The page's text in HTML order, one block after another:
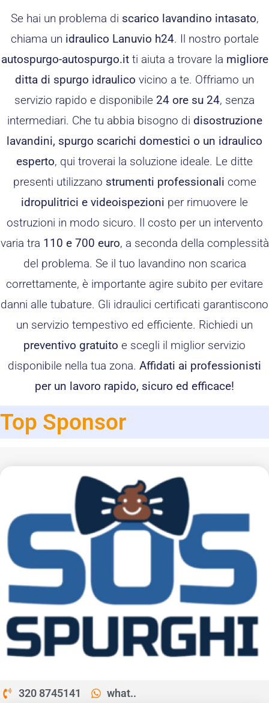
Se hai un problema di scarico lavandino intasato,
chiama un idraulico Lanuvio h24. Il nostro portale
autospurgo-autospurgo.itti aiuta a trovare la migliore
ditta di spurgo idraulico vicino a te. Offriamo un
servizio rapido e disponibile 24 ore su 24, senza
intermediari. Che tu abbia bisogno di disostruzione
lavandini, spurgo scarichi domestici o un idraulico
esperto, qui troverai la soluzione ideale. Le ditte
presenti utilizzano strumenti professionali come
idropulitrici e videoispezioni per rimuovere le
ostruzioni in modo sicuro. Il costo per un intervento
varia tra 110 e 700 euro, a seconda della complessità
del problema. Se il tuo lavandino non scarica
correttamente, è importante agire subito per evitare
danni alle tubature. Gli idraulici certificati garantiscono
un servizio tempestivo ed efficiente. Richiedi un
preventivo gratuito e scegli il miglior servizio
disponibile nella tua zona. Affidati ai professionisti
per un lavoro rapido, sicuro ed efficace!
Top Sponsor
320 8745141 what..